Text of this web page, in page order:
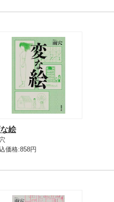
絵
価格:858円